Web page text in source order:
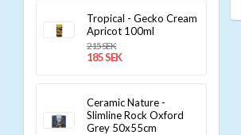
Tropical - Gecko Cream
Apricot 100ml
215 SEK
185 SEK
Ceramic Nature -
Slimline Rock Oxford
Grey 50x55cm